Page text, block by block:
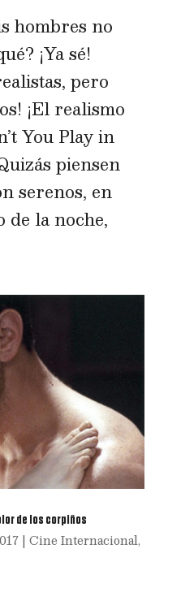
hombres no
¡Ya sé!
pero
¡El realismo
You Play in
piensen
serenos, en
de la noche,
de los corpiños
| Cine Internacional,